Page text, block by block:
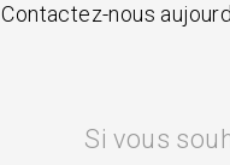
Contactez-nous
Si vous